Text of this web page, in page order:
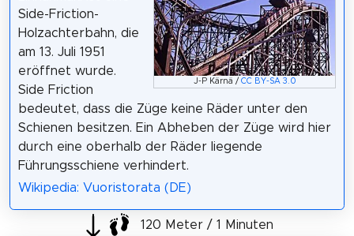
J-P Kärnä / CC BY-SA 3.0
Side-Friction-
Holzachterbahn, die
am 13. Juli 1951
eröffnet wurde.
Side Friction
bedeutet, dass die Züge keine Räder unter den
Schienen besitzen. Ein Abheben der Züge wird hier
durch eine oberhalb der Räder liegende
Führungsschiene verhindert.
Wikipedia: Vuoristorata (DE)
120 Meter / 1 Minuten